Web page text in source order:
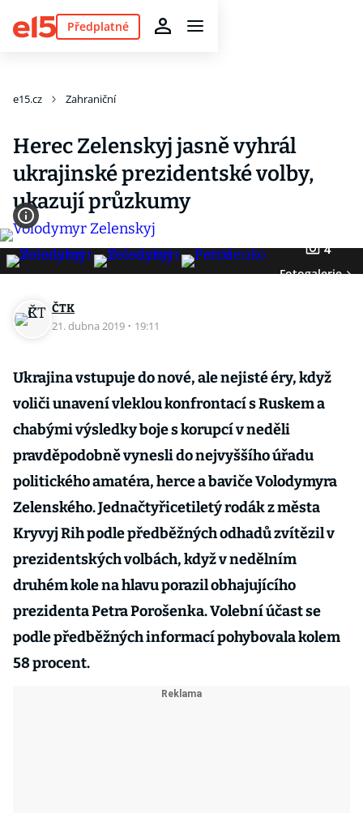
Předplatné
e15.cz Zahraniční
Herec Zelenskyj jasně vyhrál
ukrajinské prezidentské volby,
ukazují průzkumy
4
Fotogalerie
ČTK
21. dubna 2019 · 19:11
Ukrajina vstupuje do nové, ale nejisté éry, když
voliči unavení vleklou konfrontací s Ruskem a
chabými výsledky boje s korupcí v neděli
pravděpodobně vynesli do nejvyššího úřadu
politického amatéra, herce a baviče Volodymyra
Zelenského. Jednačtyřicetiletý rodák z města
Kryvyj Rih podle předběžných odhadů zvítězil v
prezidentských volbách, když v nedělním
druhém kole na hlavu porazil obhajujícího
prezidenta Petra Porošenka. Volební účast se
podle předběžných informací pohybovala kolem
58 procent.